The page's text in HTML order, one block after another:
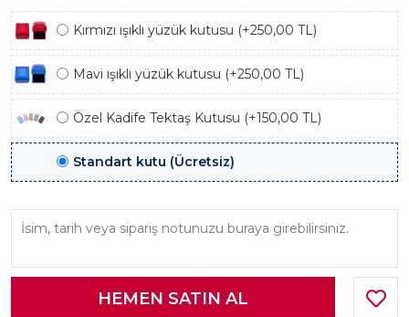
Kırmızı ışıklı yüzük kutusu (+250,00 TL)
Mavi ışıklı yüzük kutusu (+250,00 TL)
Özel Kadife Tektaş Kutusu (+150,00 TL)
Standart kutu (Ücretsiz)